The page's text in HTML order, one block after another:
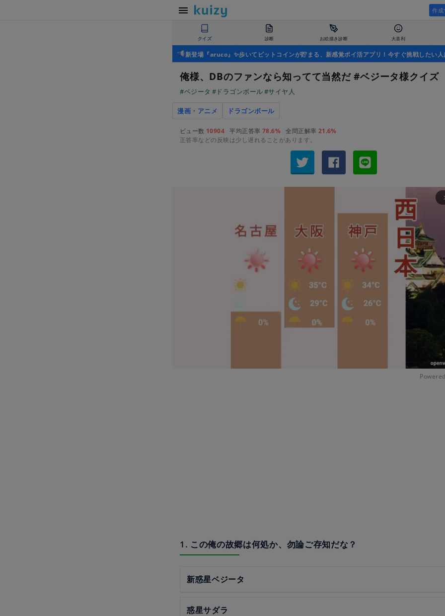
作成
クイズ 診断 お絵描き診断 大喜利
新登場『aruco』✨歩いてビットコインが貯まる、新感覚ポイ活アプリ！今すぐ挑戦したい人
俺様、DBのファンなら知ってて当然だ #ベジータ様クイズ
#ベジータ #ドラゴンボール#サイヤ人
漫画・アニメ ドラゴンボール
ビュー数 10904 平均正答率 78.6% 全問正解率 21.6%
正答率などの反映は少し遅れることがあります。
1. この俺の故郷は何処か、勿論ご存知だな？
新惑星ベジータ
惑星サダラ